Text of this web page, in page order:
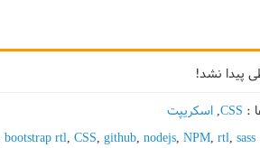
پیدا نشد!
:
CSS
, اسکریپت
bootstrap rtl, CSS, github, nodejs, NPM, rtl, sass